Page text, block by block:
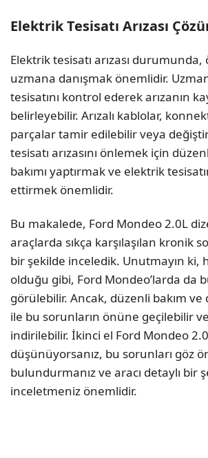
Elektrik Tesisatı Arızası
Elektrik tesisatı arızası
uzmana danışmak önemlidir.
tesisatını kontrol ederek arızanın
belirleyebilir. Arızalı kablolar,
parçalar tamir edilebilir veya
tesisatı arızasını önlemek için
bakımı yaptırmak ve elektrik
ettirmek önemlidir.
Bu makalede, Ford Mondeo 2.0L
araçlarda sıkça karşılaşılan kronik
bir şekilde inceledik. Unutmayın ki,
olduğu gibi, Ford Mondeo’larda da
görülebilir. Ancak, düzenli bakım ve
ile bu sorunların önüne geçilebilir
indirilebilir. İkinci el Ford Mondeo
düşünüyorsanız, bu sorunları göz
bulundurmanız ve aracı detaylı bir
inceletmeniz önemlidir.